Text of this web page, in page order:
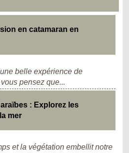
en catamaran en
belle expérience de
pensez que...
: Explorez les
mer
et la végétation embellit notre